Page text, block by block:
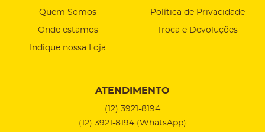
Quem Somos
Onde estamos
Indique nossa Loja
Política de Privacidade
Troca e Devoluções
ATENDIMENTO
(12) 3921-8194
(12) 3921-8194 (WhatsApp)